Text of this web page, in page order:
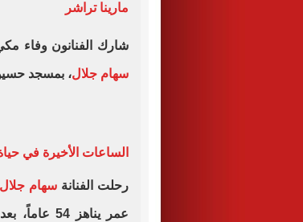
مارينا تراشر
شارك الفنانون وفاء
سهام جلال، بمسجد
الساعات الأخيرة في
رحلت الفنانة سهام جلال
عمر